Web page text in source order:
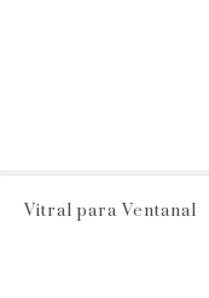
Vitral para Ventanal